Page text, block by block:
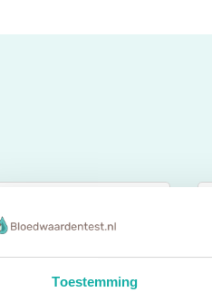
Toestemming
is snel binnen